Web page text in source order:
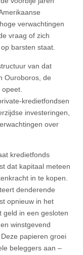
verwachtingen
vraag of zich
barsten staat.
van dat
Ouroboros, de
opeet.
kredietfondsen
investeringen,
over
kredietfonds
dat kapitaal meteen
in te kopen.
denderende
opnieuw in het
geld in een gesloten
winstgevend
papieren groei
beleggers aan –